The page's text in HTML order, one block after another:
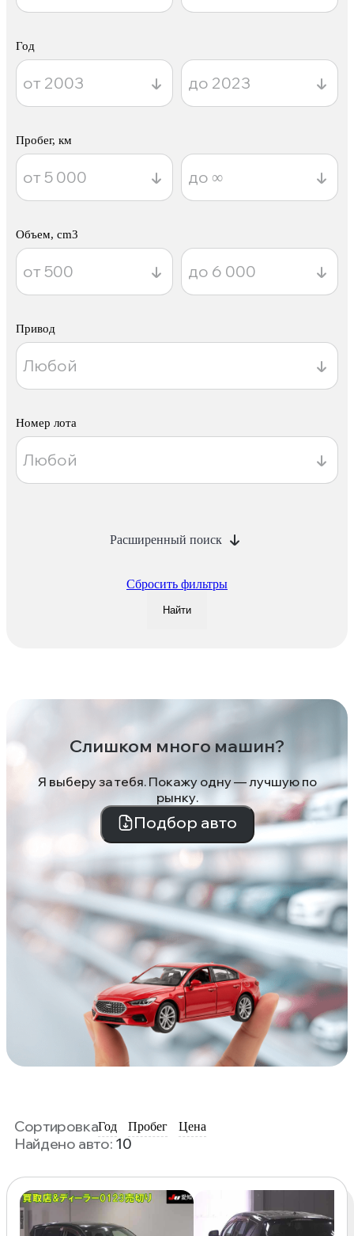
Год
Пробег, км
Объем, cm3
Привод
Номер лота
Расширенный поиск
Сбросить фильтры
Найти
Слишком много машин?
Я выберу за тебя. Покажу одну — лучшую по
рынку.
Подбор авто
СортировкаГод Пробег Цена
Найдено авто: 10